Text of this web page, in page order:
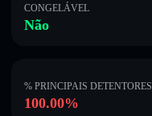
CONGELÁVEL
Não
% PRINCIPAIS DETENTORES
100.00%